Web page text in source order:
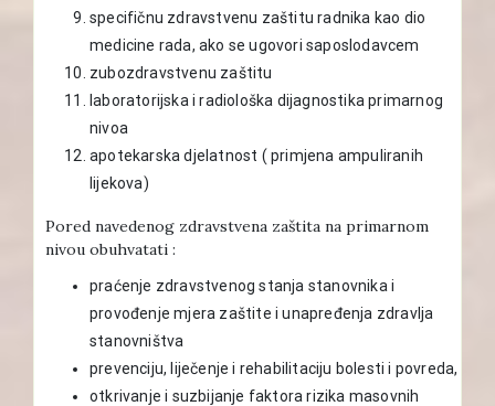
specifičnu zdravstvenu zaštitu radnika kao dio
medicine rada, ako se ugovori saposlodavcem
zubozdravstvenu zaštitu
laboratorijska i radiološka dijagnostika primarnog
nivoa
apotekarska djelatnost ( primjena ampuliranih
lijekova)
Pored navedenog zdravstvena zaštita na primarnom
nivou obuhvatati :
praćenje zdravstvenog stanja stanovnika i
provođenje mjera zaštite i unapređenja zdravlja
stanovništva
prevenciju, liječenje i rehabilitaciju bolesti i povreda,
otkrivanje i suzbijanje faktora rizika masovnih